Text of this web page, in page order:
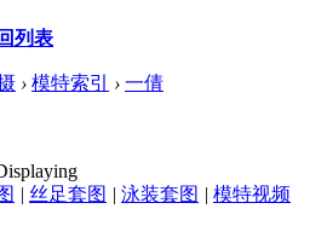
列表
› 模特索引 › 一倩
| 丝足套图 | 泳装套图 | 模特视频